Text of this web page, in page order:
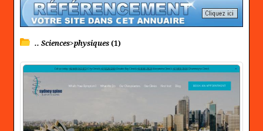
.. Sciences>physiques(1)